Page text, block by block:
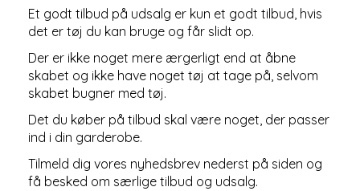
Et godt tilbud på udsalg er kun et godt tilbud, hvis
det er tøj du kan bruge og får slidt op.
Der er ikke noget mere ærgerligt end at åbne
skabet og ikke have noget tøj at tage på, selvom
skabet bugner med tøj.
Det du køber på tilbud skal være noget, der passer
ind i din garderobe.
Tilmeld dig vores nyhedsbrev nederst på siden og
få besked om særlige tilbud og udsalg.